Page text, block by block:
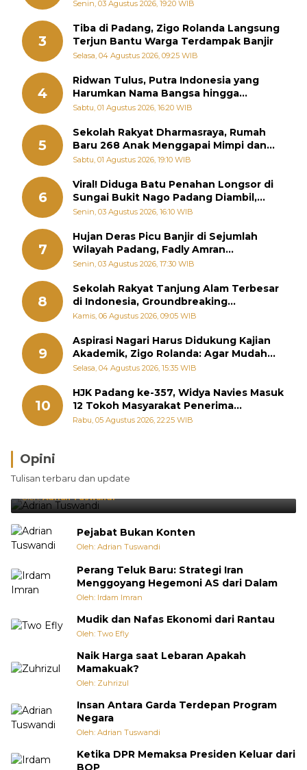
Senin, 03 Agustus 2026, 19:20 WIB
3
Tiba di Padang, Zigo Rolanda Langsung
Terjun Bantu Warga Terdampak Banjir
Selasa, 04 Agustus 2026, 09:25 WIB
4
Ridwan Tulus, Putra Indonesia yang
Harumkan Nama Bangsa hingga
Diabadikan dalam Buku Jepang
Sabtu, 01 Agustus 2026, 16:20 WIB
5
Sekolah Rakyat Dharmasraya, Rumah
Baru 268 Anak Menggapai Mimpi dan
Memutus Rantai Kemiskinan
Sabtu, 01 Agustus 2026, 19:10 WIB
6
Viral! Diduga Batu Penahan Longsor di
Sungai Bukit Nago Padang Diambil,
Warga Khawatir Bencana Terulang
Senin, 03 Agustus 2026, 16:10 WIB
7
Hujan Deras Picu Banjir di Sejumlah
Wilayah Padang, Fadly Amran
Perintahkan OPD Siaga
Senin, 03 Agustus 2026, 17:30 WIB
8
Sekolah Rakyat Tanjung Alam Terbesar
di Indonesia, Groundbreaking
September
Kamis, 06 Agustus 2026, 09:05 WIB
9
Aspirasi Nagari Harus Didukung Kajian
Akademik, Zigo Rolanda: Agar Mudah
Diperjuangkan di Kementerian
Selasa, 04 Agustus 2026, 15:35 WIB
10
HJK Padang ke-357, Widya Navies Masuk
12 Tokoh Masyarakat Penerima
Penghargaan Pemko Padang
Rabu, 05 Agustus 2026, 22:25 WIB
Opini
Tulisan terbaru dan update
Brasil Lebih Diunggulkan, tetapi Jepang Selalu
Punya Cara Membuat Kejutan
Oleh:Adrian Tuswandi
Pejabat Bukan Konten
Oleh: Adrian Tuswandi
Perang Teluk Baru: Strategi Iran
Menggoyang Hegemoni AS dari Dalam
Oleh: Irdam Imran
Mudik dan Nafas Ekonomi dari Rantau
Oleh: Two Efly
Naik Harga saat Lebaran Apakah
Mamakuak?
Oleh: Zuhrizul
Insan Antara Garda Terdepan Program
Negara
Oleh: Adrian Tuswandi
Ketika DPR Memaksa Presiden Keluar dari
BOP